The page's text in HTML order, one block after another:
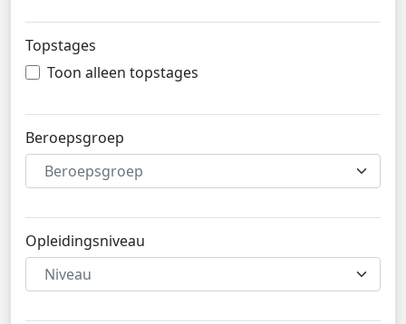
Topstages
Toon alleen topstages
Beroepsgroep
Beroepsgroep
Opleidingsniveau
Niveau